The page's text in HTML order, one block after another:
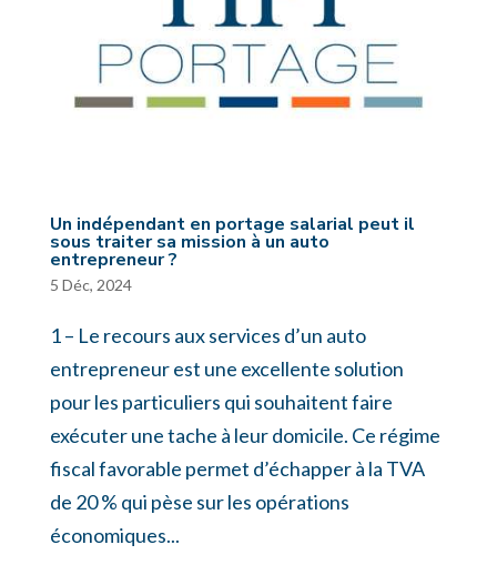
Un indépendant en portage salarial peut il
sous traiter sa mission à un auto
entrepreneur ?
5 Déc, 2024
1 – Le recours aux services d’un auto
entrepreneur est une excellente solution
pour les particuliers qui souhaitent faire
exécuter une tache à leur domicile. Ce régime
fiscal favorable permet d’échapper à la TVA
de 20 % qui pèse sur les opérations
économiques...